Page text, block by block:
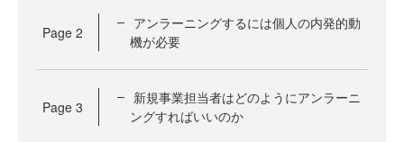
Page 2
アンラーニングするには個人の内発的動
機が必要
Page 3
新規事業担当者はどのようにアンラーニ
ングすればいいのか